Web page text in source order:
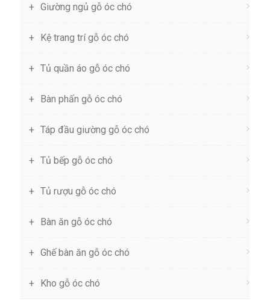
Giường ngủ gỗ óc chó
Kệ trang trí gỗ óc chó
Tủ quần áo gỗ óc chó
Bàn phấn gỗ óc chó
Táp đầu giường gỗ óc chó
Tủ bếp gỗ óc chó
Tủ rượu gỗ óc chó
Bàn ăn gỗ óc chó
Ghế bàn ăn gỗ óc chó
Kho gỗ óc chó